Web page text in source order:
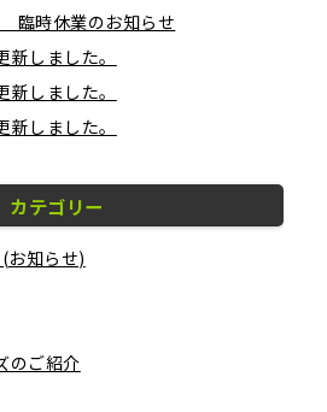
臨時休業のお知らせ
しました。
しました。
しました。
カテゴリー
お知らせ)
のご紹介